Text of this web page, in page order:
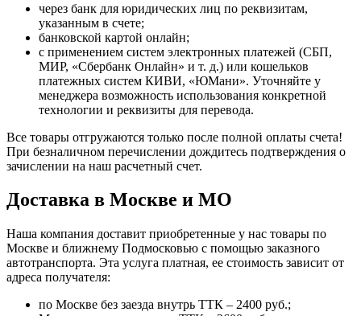
через банк для юридических лиц по реквизитам,
указанным в счете;
банковской картой онлайн;
с применением систем электронных платежей (СБП,
МИР, «Сбербанк Онлайн» и т. д.) или кошельков
платежных систем КИВИ, «ЮМани». Уточняйте у
менеджера возможность использования конкретной
технологии и реквизиты для перевода.
Все товары отгружаются только после полной оплаты счета!
При безналичном перечислении дождитесь подтверждения о
зачислении на наш расчетный счет.
Доставка в Москве и МО
Наша компания доставит приобретенные у нас товары по
Москве и ближнему Подмосковью с помощью заказного
автотранспорта. Эта услуга платная, ее стоимость зависит от
адреса получателя:
по Москве без заезда внутрь ТТК – 2400 руб.;